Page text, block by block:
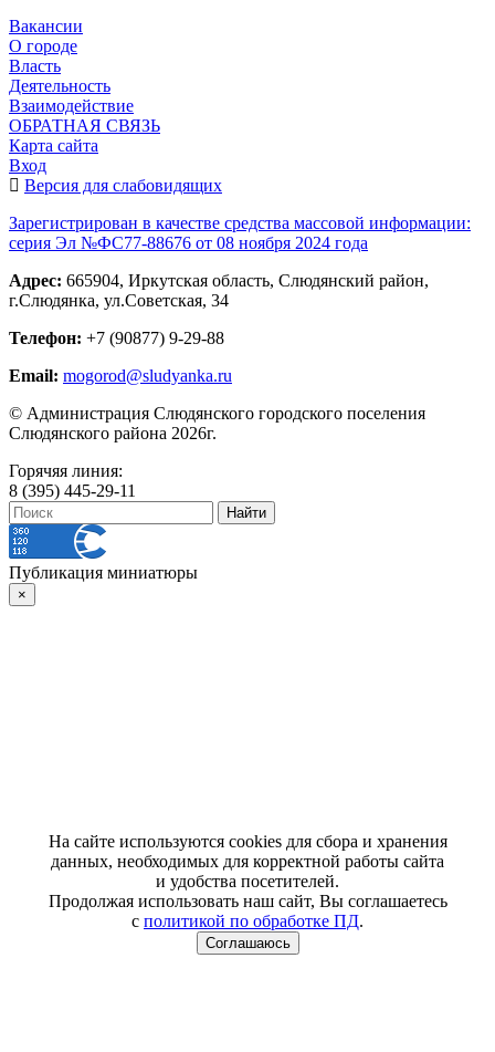
Вакансии
О городе
Власть
Деятельность
Взаимодействие
ОБРАТНАЯ СВЯЗЬ
Карта сайта
Вход
Версия для слабовидящих
Зарегистрирован в качестве средства массовой информации:
серия Эл №ФС77-88676 от 08 ноября 2024 года
Адрес: 665904, Иркутская область, Слюдянский район,
г.Слюдянка, ул.Советская, 34
Телефон: +7 (90877) 9-29-88
Email: mogorod@sludyanka.ru
© Администрация Слюдянского городского поселения
Слюдянского района 2026г.
Горячяя линия:
8 (395) 445-29-11
Публикация миниатюры
×
На сайте используются cookies для сбора и хранения
данных, необходимых для корректной работы сайта
и удобства посетителей.
Продолжая использовать наш сайт, Вы соглашаетесь
с политикой по обработке ПД.
Соглашаюсь